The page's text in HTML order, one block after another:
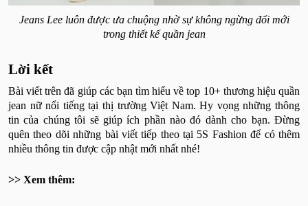
Jeans Lee luôn được ưa chuộng nhờ sự không ngừng đổi mới
trong thiết kế quần jean
Lời kết
Bài viết trên đã giúp các bạn tìm hiểu về top 10+ thương hiệu quần
jean nữ nổi tiếng tại thị trường Việt Nam. Hy vọng những thông
tin của chúng tôi sẽ giúp ích phần nào đó dành cho bạn. Đừng
quên theo dõi những bài viết tiếp theo tại 5S Fashion để có thêm
nhiều thông tin được cập nhật mới nhất nhé!
>> Xem thêm: